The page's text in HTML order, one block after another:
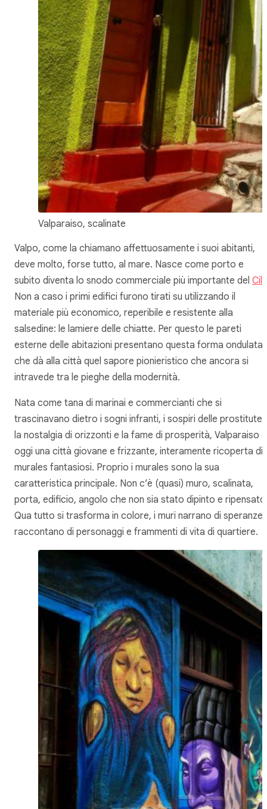
Valparaiso, scalinate
Valpo, come la chiamano affettuosamente i suoi abitanti,
deve molto, forse tutto, al mare. Nasce come porto e
subito diventa lo snodo commerciale più importante del Cile
Non a caso i primi edifici furono tirati su utilizzando il
materiale più economico, reperibile e resistente alla
salsedine: le lamiere delle chiatte. Per questo le pareti
esterne delle abitazioni presentano questa forma ondulata
che dà alla città quel sapore pionieristico che ancora si
intravede tra le pieghe della modernità.
Nata come tana di marinai e commercianti che si
trascinavano dietro i sogni infranti, i sospiri delle prostitute,
la nostalgia di orizzonti e la fame di prosperità, Valparaiso è
oggi una città giovane e frizzante, interamente ricoperta di
murales fantasiosi. Proprio i murales sono la sua
caratteristica principale. Non c’è (quasi) muro, scalinata,
porta, edificio, angolo che non sia stato dipinto e
Qua tutto si trasforma in colore, i muri narrano di speranze,
raccontano di personaggi e frammenti di vita di quartiere.